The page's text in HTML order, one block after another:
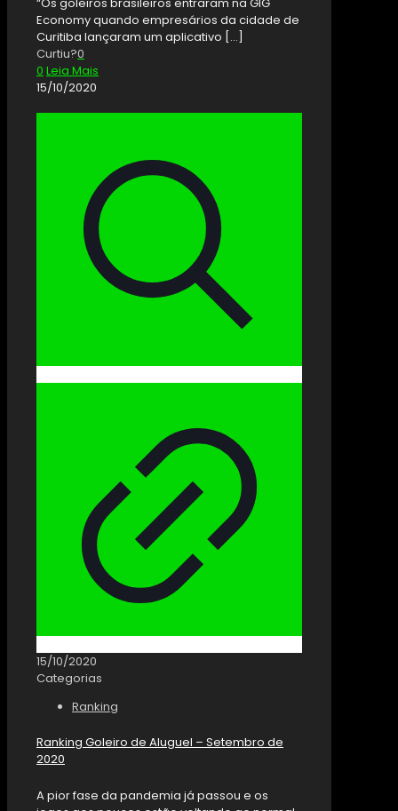
Economy quando empresários da cidade de
Curitiba lançaram um aplicativo […]
Curtiu?0
0 Leia Mais
15/10/2020
15/10/2020
Categorias
Ranking
Ranking Goleiro de Aluguel – Setembro de
2020
A pior fase da pandemia já passou e os